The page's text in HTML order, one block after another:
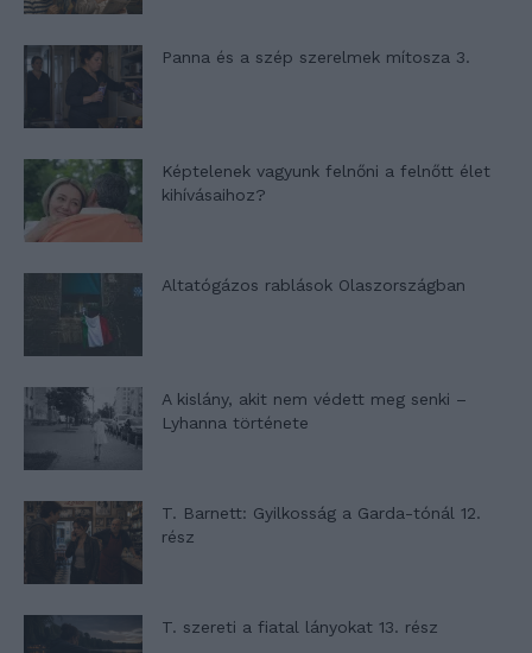
Panna és a szép szerelmek mítosza 3.
Képtelenek vagyunk felnőni a felnőtt élet
kihívásaihoz?
Altatógázos rablások Olaszországban
A kislány, akit nem védett meg senki –
Lyhanna története
T. Barnett: Gyilkosság a Garda-tónál 12.
rész
T. szereti a fiatal lányokat 13. rész